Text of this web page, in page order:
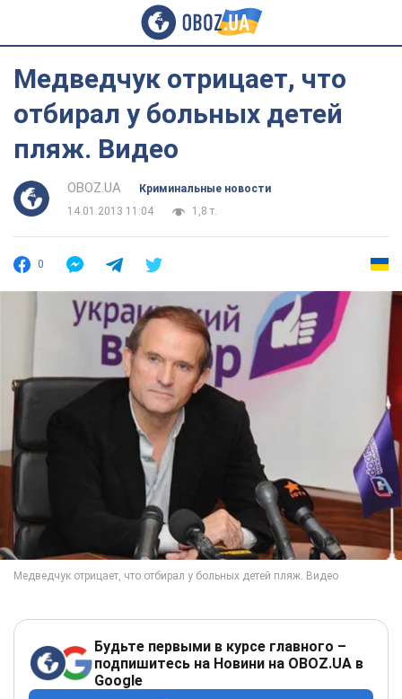
Медведчук отрицает, что
отбирал у больных детей
пляж. Видео
OBOZ.UA
Криминальные новости
14.01.2013 11:04
1,8 т.
0
Будьте первыми в курсе главного –
подпишитесь на Новини на OBOZ.UA в
Google